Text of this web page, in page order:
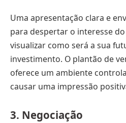
Uma apresentação clara e
para despertar o interesse
visualizar como será a sua
investimento. O plantão de
oferece um ambiente
causar uma impressão
3. Negociação